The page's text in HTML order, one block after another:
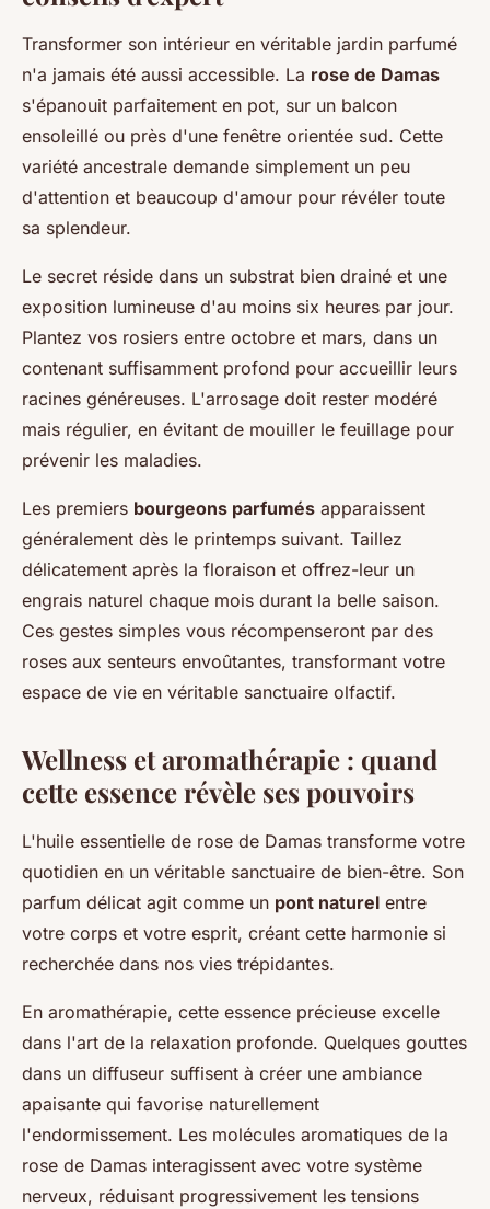
Transformer son intérieur en véritable jardin parfumé
n'a jamais été aussi accessible. La rose de Damas
s'épanouit parfaitement en pot, sur un balcon
ensoleillé ou près d'une fenêtre orientée sud. Cette
variété ancestrale demande simplement un peu
d'attention et beaucoup d'amour pour révéler toute
sa splendeur.
Le secret réside dans un substrat bien drainé et une
exposition lumineuse d'au moins six heures par jour.
Plantez vos rosiers entre octobre et mars, dans un
contenant suffisamment profond pour accueillir leurs
racines généreuses. L'arrosage doit rester modéré
mais régulier, en évitant de mouiller le feuillage pour
prévenir les maladies.
Les premiers bourgeons parfumés apparaissent
généralement dès le printemps suivant. Taillez
délicatement après la floraison et offrez-leur un
engrais naturel chaque mois durant la belle saison.
Ces gestes simples vous récompenseront par des
roses aux senteurs envoûtantes, transformant votre
espace de vie en véritable sanctuaire olfactif.
Wellness et aromathérapie : quand
cette essence révèle ses pouvoirs
L'huile essentielle de rose de Damas transforme votre
quotidien en un véritable sanctuaire de bien-être. Son
parfum délicat agit comme un pont naturel entre
votre corps et votre esprit, créant cette harmonie si
recherchée dans nos vies trépidantes.
En aromathérapie, cette essence précieuse excelle
dans l'art de la relaxation profonde. Quelques gouttes
dans un diffuseur suffisent à créer une ambiance
apaisante qui favorise naturellement
l'endormissement. Les molécules aromatiques de la
rose de Damas interagissent avec votre système
nerveux, réduisant progressivement les tensions